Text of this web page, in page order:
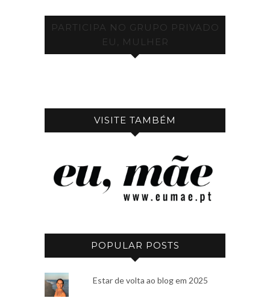
PARTICIPA NO GRUPO PRIVADO
EU, MULHER
VISITE TAMBÉM
POPULAR POSTS
Estar de volta ao blog em 2025